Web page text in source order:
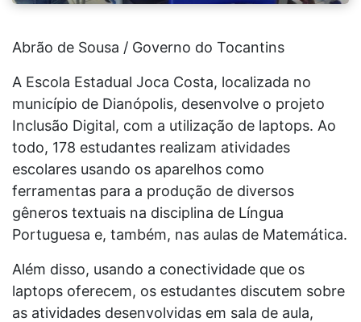
Abrão de Sousa / Governo do Tocantins
A Escola Estadual Joca Costa, localizada no
município de Dianópolis, desenvolve o projeto
Inclusão Digital, com a utilização de laptops. Ao
todo, 178 estudantes realizam atividades
escolares usando os aparelhos como
ferramentas para a produção de diversos
gêneros textuais na disciplina de Língua
Portuguesa e, também, nas aulas de Matemática.
Além disso, usando a conectividade que os
laptops oferecem, os estudantes discutem sobre
as atividades desenvolvidas em sala de aula,